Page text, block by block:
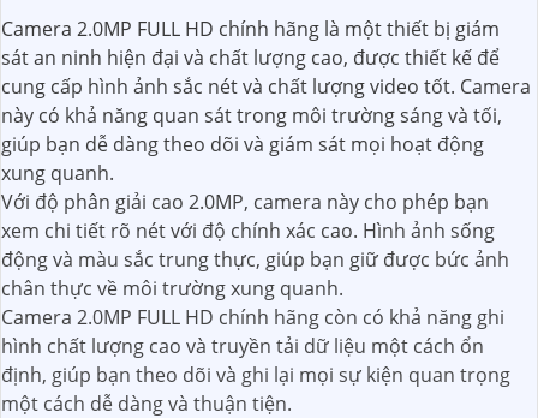
Camera 2.0MP FULL HD chính hãng là một thiết bị giám
sát an ninh hiện đại và chất lượng cao, được thiết kế để
cung cấp hình ảnh sắc nét và chất lượng video tốt. Camera
này có khả năng quan sát trong môi trường sáng và tối,
giúp bạn dễ dàng theo dõi và giám sát mọi hoạt động
xung quanh.
Với độ phân giải cao 2.0MP, camera này cho phép bạn
xem chi tiết rõ nét với độ chính xác cao. Hình ảnh sống
động và màu sắc trung thực, giúp bạn giữ được bức ảnh
chân thực về môi trường xung quanh.
Camera 2.0MP FULL HD chính hãng còn có khả năng ghi
hình chất lượng cao và truyền tải dữ liệu một cách ổn
định, giúp bạn theo dõi và ghi lại mọi sự kiện quan trọng
một cách dễ dàng và thuận tiện.